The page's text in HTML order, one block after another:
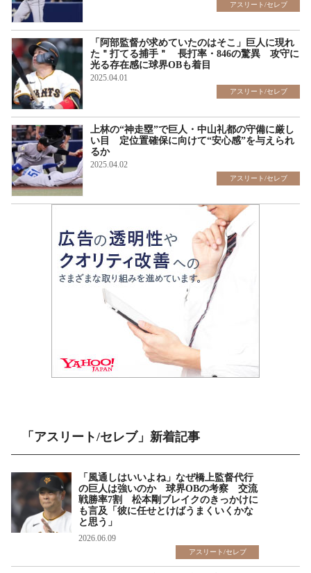
アスリート/セレブ
「阿部監督が求めていたのはそこ」巨人に現れ
た＂打てる捕手＂ 長打率・846の驚異 攻守に
光る存在感に球界OBも着目
2025.04.01
アスリート/セレブ
上林の“神走塁”で巨人・中山礼都の守備に厳し
い目 定位置確保に向けて“安心感”を与えられ
るか
2025.04.02
アスリート/セレブ
「アスリート/セレブ」新着記事
「風通しはいいよね」なぜ橋上監督代行
の巨人は強いのか 球界OBの考察 交流
戦勝率7割 松本剛ブレイクのきっかけに
も言及「彼に任せとけばうまくいくかな
と思う」
2026.06.09
アスリート/セレブ